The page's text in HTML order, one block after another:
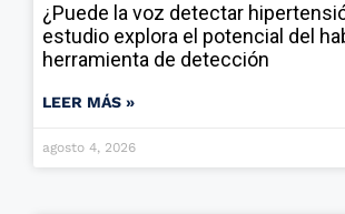
¿Puede la voz detectar
estudio explora el potencial del
herramienta de detección
LEER MÁS »
agosto 4, 2026